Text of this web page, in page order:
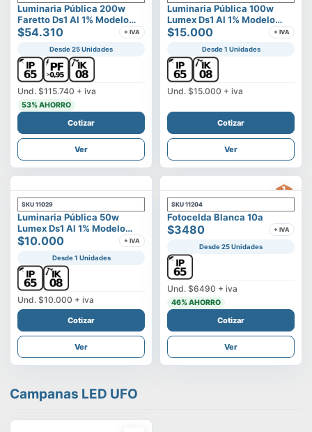
Luminaria Pública 200w
Faretto Ds1 Al 1% Modelo
Calisto
$54.310 + IVA
Desde 25 Unidades
Und. $115.740 + iva
53% AHORRO
Cotizar
Ver
Luminaria Pública 100w
Lumex Ds1 Al 1% Modelo
Vega
$15.000 + IVA
Desde 1 Unidades
Und. $15.000 + iva
Cotizar
Ver
SKU 11029
Luminaria Pública 50w
Lumex Ds1 Al 1% Modelo
Vega
$10.000 + IVA
Desde 1 Unidades
Und. $10.000 + iva
Cotizar
Ver
SKU 11204
Fotocelda Blanca 10a
$3480 + IVA
Desde 25 Unidades
Und. $6490 + iva
46% AHORRO
Cotizar
Ver
Campanas LED UFO